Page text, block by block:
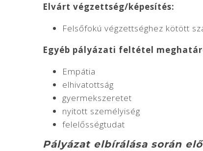
Elvárt végzettség/képesítés:
Felsőfokú végzettséghez kötött
Egyéb pályázati feltétel
Empátia
elhivatottság
gyermekszeretet
nyitott személyiség
felelősségtudat
Pályázat elbírálása során